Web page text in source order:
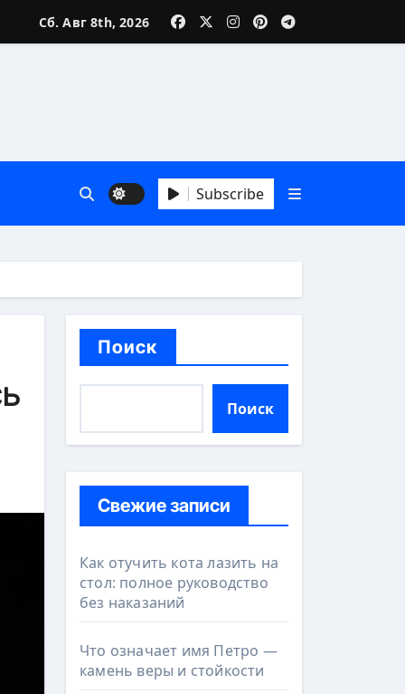
Сб. Авг 8th, 2026
Subscribe
Поиск
Поиск
Свежие записи
Как отучить кота лазить на
стол: полное руководство
без наказаний
Что означает имя Петро —
камень веры и стойкости